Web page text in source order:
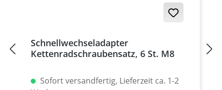
Germany! Den benötigten Kettenrad
Adapter findest Du weiter unten beim
Schnellwechseladapter
Kettenradschraubensatz, 6 St. M8
Sofort versandfertig, Lieferzeit ca. 1-2